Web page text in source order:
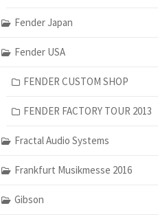
Fender Japan
Fender USA
FENDER CUSTOM SHOP
FENDER FACTORY TOUR 2013
Fractal Audio Systems
Frankfurt Musikmesse 2016
Gibson